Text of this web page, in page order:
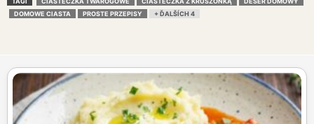
DOMOWE CIASTA
PROSTE PRZEPISY + ĎALŠÍCH 4